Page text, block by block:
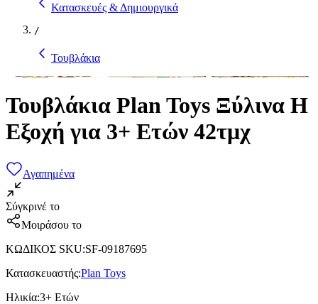
Κατασκευές & Δημιουργικά
/
Τουβλάκια
Τουβλάκια Plan Toys Ξύλινα Η
Εξοχή για 3+ Ετών 42τμχ
Αγαπημένα
Σύγκρινέ το
Μοιράσου το
ΚΩΔΙΚΟΣ SKU:SF-09187695
Κατασκευαστής:Plan Toys
Ηλικία:3+ Ετών